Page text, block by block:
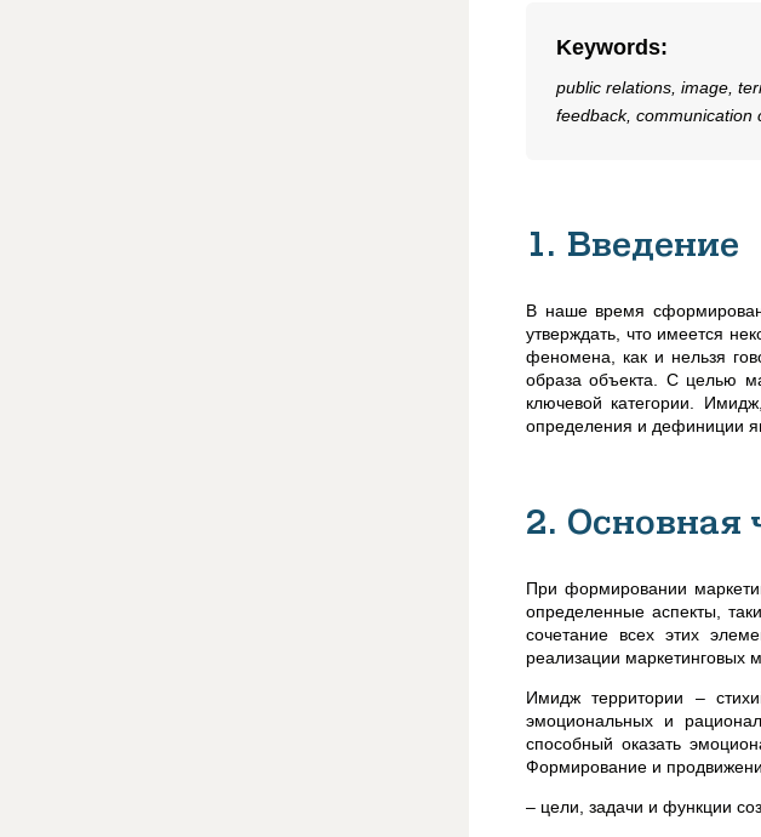
Keywords:
public relations, image,
feedback, communication
1. Введение
В наше время
утверждать, что имеется
феномена, как и нельзя
образа объекта. С целью
ключевой категории.
определения и дефиниции
2. Основная
При формировании
определенные аспекты,
сочетание всех этих
реализации маркетинговых
Имидж территории –
эмоциональных и
способный оказать
Формирование и
– цели, задачи и функции